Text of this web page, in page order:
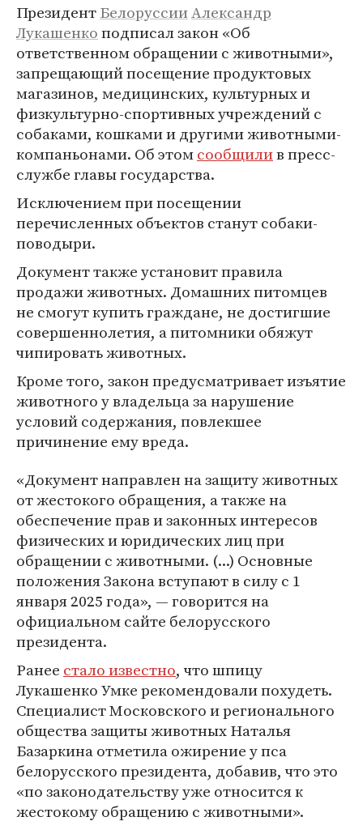
ПрезидентБелоруссииАлександр
Лукашенкоподписал закон «Об
ответственном обращении с животными»,
запрещающий посещение продуктовых
магазинов, медицинских, культурных и
физкультурно-спортивных учреждений с
собаками, кошками и другими животными-
компаньонами. Об этомсообщилив пресс-
службе главы государства.
Исключением при посещении
перечисленных объектов станут собаки-
поводыри.
Документ также установит правила
продажи животных. Домашних питомцев
не смогут купить граждане, не достигшие
совершеннолетия, а питомники обяжут
чипировать животных.
Кроме того, закон предусматривает изъятие
животного у владельца за нарушение
условий содержания, повлекшее
причинение ему вреда.
«Документ направлен на защиту животных
от жестокого обращения, а также на
обеспечение прав и законных интересов
физических и юридических лиц при
обращении с животными. (...) Основные
положения Закона вступают в силу с 1
января 2025 года», — говорится на
официальном сайте белорусского
президента.
Ранее стало известно, что шпицу
Лукашенко Умке рекомендовали похудеть.
Специалист Московского и регионального
общества защиты животных Наталья
Базаркина отметила ожирение у пса
белорусского президента, добавив, что это
«по законодательству уже относится к
жестокому обращению с животными».